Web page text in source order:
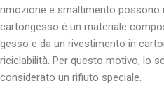
rimozione e smaltimento possono
cartongesso è un materiale
gesso e da un rivestimento in
riciclabilità. Per questo motivo, lo
considerato un rifiuto speciale.